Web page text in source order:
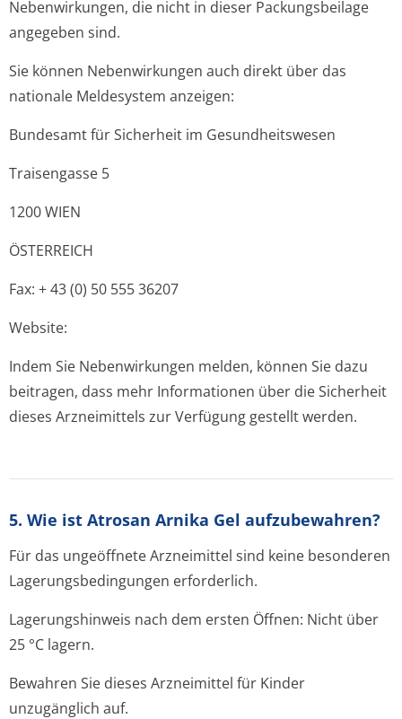
Nebenwirkungen, die nicht in dieser Packungsbeilage
angegeben sind.
Sie können Nebenwirkungen auch direkt über das
nationale Meldesystem anzeigen:
Bundesamt für Sicherheit im Gesundheitswesen
Traisengasse 5
1200 WIEN
ÖSTERREICH
Fax: + 43 (0) 50 555 36207
Website:
Indem Sie Nebenwirkungen melden, können Sie dazu
beitragen, dass mehr Informationen über die Sicherheit
dieses Arzneimittels zur Verfügung gestellt werden.
5. Wie ist Atrosan Arnika Gel aufzubewahren?
Für das ungeöffnete Arzneimittel sind keine besonderen
Lagerungsbedin­gungen erforderlich.
Lagerungshinweis nach dem ersten Öffnen: Nicht über
25 °C lagern.
Bewahren Sie dieses Arzneimittel für Kinder
unzugänglich auf.